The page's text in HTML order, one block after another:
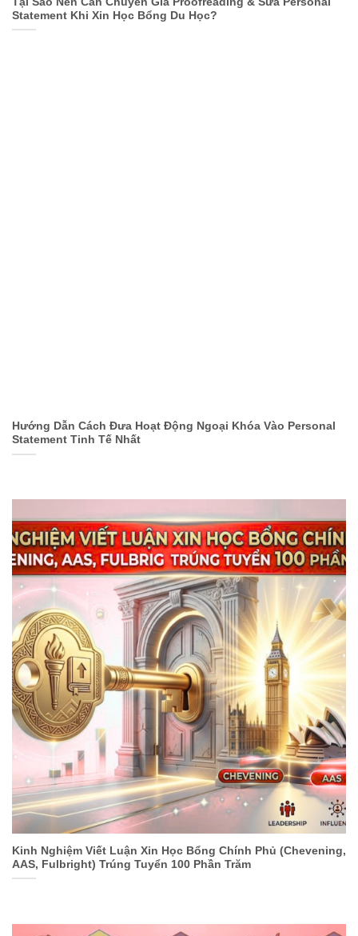
Statement Khi Xin Học Bổng Du Học?
Hướng Dẫn Cách Đưa Hoạt Động Ngoại Khóa Vào Personal
Statement Tinh Tế Nhất
Kinh Nghiệm Viết Luận Xin Học Bổng Chính Phủ (Chevening,
AAS, Fulbright) Trúng Tuyển 100 Phần Trăm